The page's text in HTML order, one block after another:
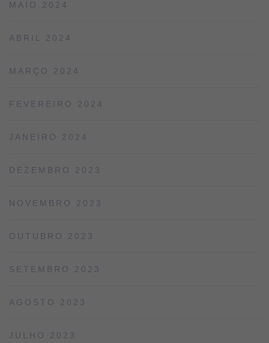
MAIO 2024
ABRIL 2024
MARÇO 2024
FEVEREIRO 2024
JANEIRO 2024
DEZEMBRO 2023
NOVEMBRO 2023
OUTUBRO 2023
SETEMBRO 2023
AGOSTO 2023
JULHO 2023